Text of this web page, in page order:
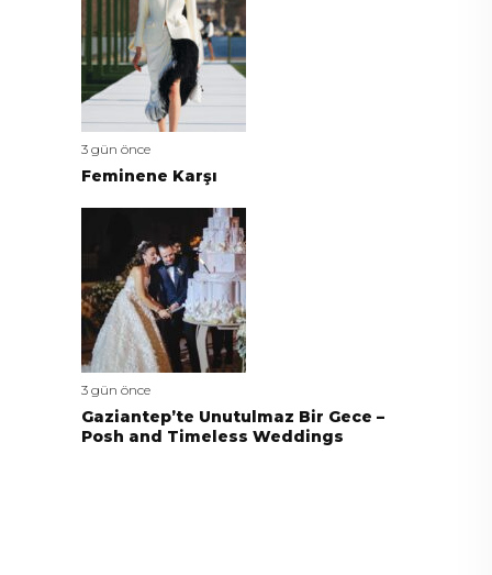
3 gün önce
Feminene Karşı
3 gün önce
Gaziantep’te Unutulmaz Bir Gece –
Posh and Timeless Weddings